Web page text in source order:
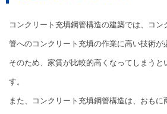
コンクリート充填鋼管構造の建築では、コン
管へのコンクリート充填の作業に高い技術が
そのため、家賃が比較的高くなってしまうと
す。
また、コンクリート充填鋼管構造は、おも